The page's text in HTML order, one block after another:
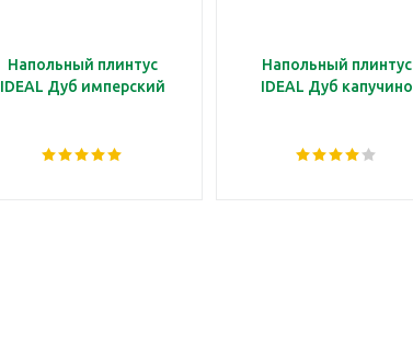
Напольный плинтус
IDEAL Дуб имперский
Напольный плинтус
IDEAL Дуб капучино